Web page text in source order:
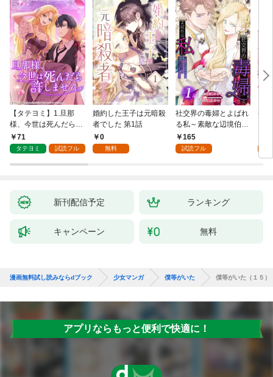
【タテヨミ】1.旦那
様、今世は死んだら許
しません
71
タテヨミ 試読フル
婚約した王子は元暗殺
者でした 第1話
0
無料
社交界の毒婦とよばれ
る私～素敵な辺境伯令
息に腕を折られたの
で、責任とってもらい
165
試読フル
視
新刊配信予定 ランキング
キャンペーン 無料
漫画無料試し読みならdブック 少女マンガ 僕等がいた 僕等がいた（１５）
アプリならもっと便利で快適に！